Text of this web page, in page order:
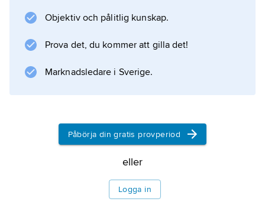
metod är att blodkärlet öppnas på lättillgänglig
(embolektomikateter) förs in i kärlet förbi
blodproppen. En ballong som finns vid
kateterspetsen fylls, varefter katetern dras ut
Information om artikeln
Objektiv och pålitlig kunskap.
Prova det, du kommer att gilla det!
Marknadsledare i Sverige.
Påbörja din gratis provperiod
eller
Logga in